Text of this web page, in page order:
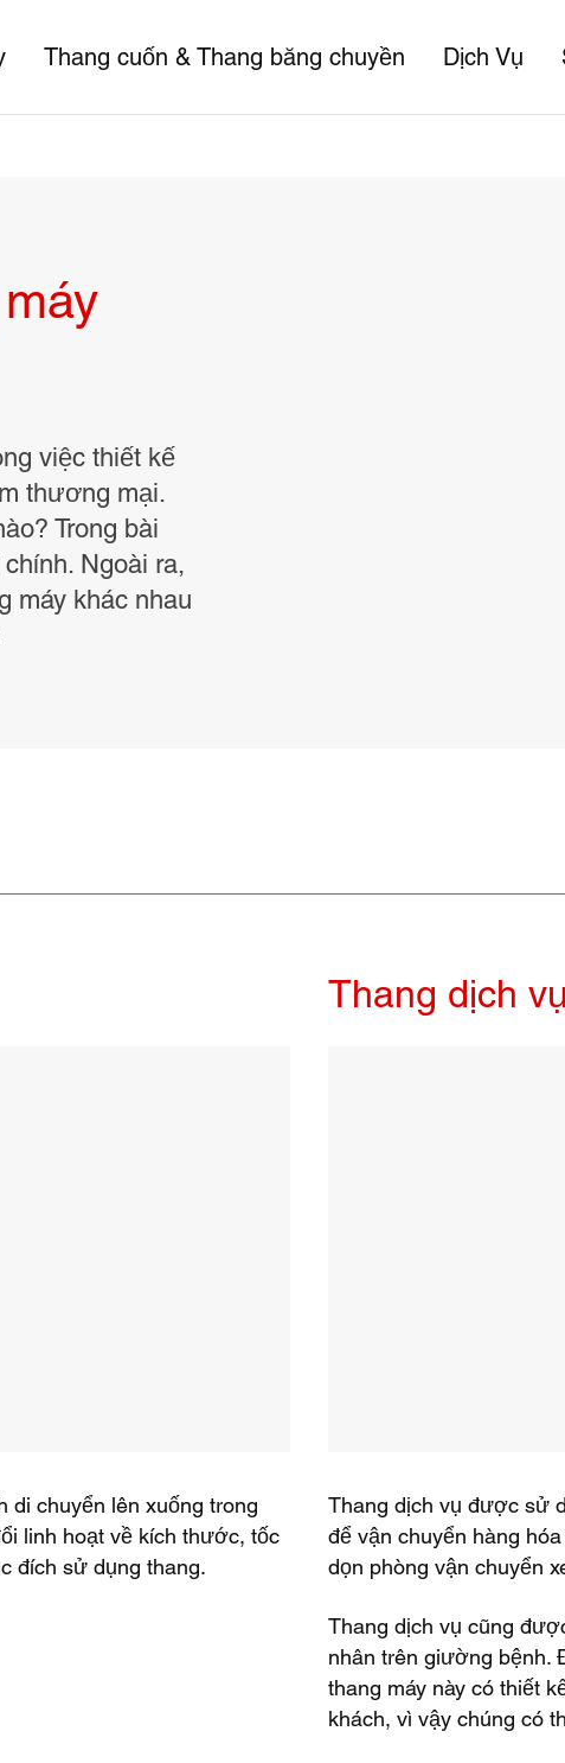
Thang cuốn & Thang băng chuyền Dịch Vụ
việc thiết kế
thương mại.
Trong bài
Ngoài ra,
máy khác nhau
di chuyển lên xuống trong
linh hoạt về kích thước, tốc
đích sử dụng thang.
Thang dịch vụ
Thang dịch vụ được sử
để vận chuyển hàng
dọn phòng vận chuyển
Thang dịch vụ cũng
nhân trên giường bệnh.
thang máy này có thiết
khách, vì vậy chúng có